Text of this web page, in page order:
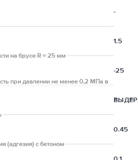
-
1.5
-25
0.45
на брусе R = 25 мм
при давлении не менее 0,2 МПа в
(адгезия) с бетоном